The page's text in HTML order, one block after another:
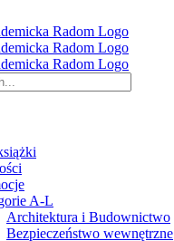
A-L
Architektura i Budownictwo
Bezpieczeństwo wewnętrzne